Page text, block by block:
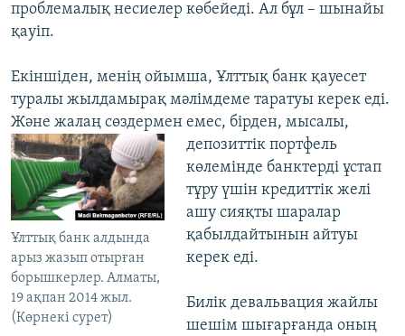
проблемалық несиелер көбейеді. Ал бұл – шынайы
қауіп.
Екіншіден, менің ойымша, Ұлттық банк қауесет
туралы жылдамырақ мәлімдеме таратуы керек еді.
Және жалаң сөздермен емес, бірден, мысалы,
депозиттік
Ұлттық банк алдында
арыз жазып отырған
борышкерлер. Алматы,
19 ақпан 2014 жыл.
(Көрнекі сурет)
портфель
көлемінде банктерді ұстап
тұру үшін кредиттік желі
ашу сияқты шаралар
қабылдайтынын айтуы
керек еді.
Билік девальвация жайлы
шешім шығарғанда оның